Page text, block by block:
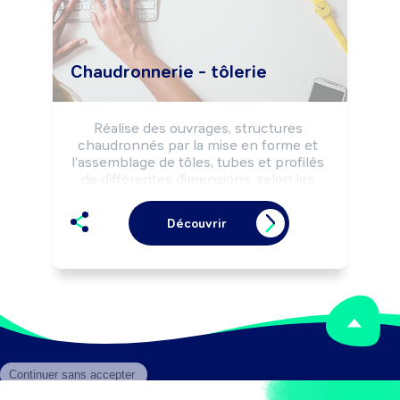
Peut effectuer la restauration d'objets
anciens en métal.
Peut transmettre son savoir-faire et
participer à des actions de
sensibilisation de sa profession.
Peut diriger une structure.
Chaudronnerie - tôlerie
Réalise des ouvrages, structures
chaudronnés par la mise en forme et
l'assemblage de tôles, tubes et profilés
de différentes dimensions, selon les
Peut coordonner une équipe.
Découvrir